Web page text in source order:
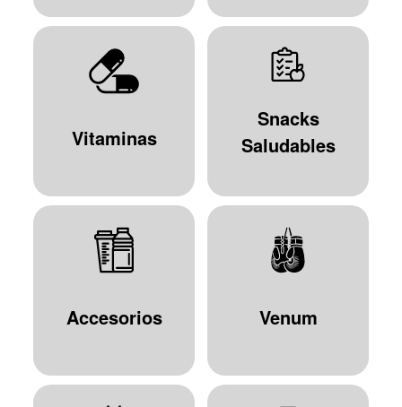
Vitaminas
Snacks
Saludables
Accesorios Venum